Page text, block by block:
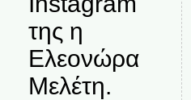
της η
Ελεονώρα
Μελέτη.